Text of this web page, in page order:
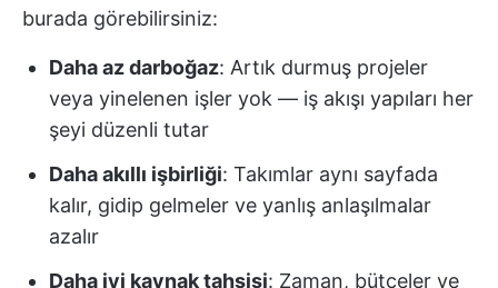
burada görebilirsiniz:
Daha az darboğaz: Artık durmuş projeler
veya yinelenen işler yok — iş akışı yapıları her
şeyi düzenli tutar
Daha akıllı işbirliği: Takımlar aynı sayfada
kalır, gidip gelmeler ve yanlış anlaşılmalar
azalır
Daha iyi kaynak tahsisi: Zaman, bütçeler ve